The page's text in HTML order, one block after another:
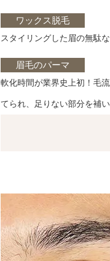
ワックス脱毛
スタイリングした眉の無駄
眉毛のパーマ
軟化時間が業界史上初！毛
てられ、足りない部分を補い